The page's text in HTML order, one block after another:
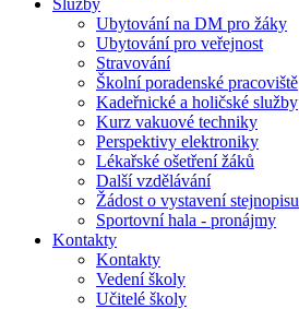
Služby
Ubytování na DM pro žáky
Ubytování pro veřejnost
Stravování
Školní poradenské pracoviště
Kadeřnické a holičské služby
Kurz vakuové techniky
Perspektivy elektroniky
Lékařské ošetření žáků
Další vzdělávání
Žádost o vystavení stejnopisu
Sportovní hala - pronájmy
Kontakty
Kontakty
Vedení školy
Učitelé školy